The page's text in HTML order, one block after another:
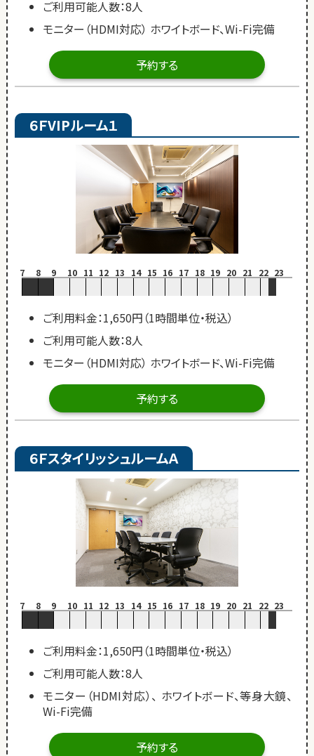
ご利用可能人数：8人
モニター（HDMI対応） ホワイトボード、Wi-Fi完備
予約する
６ＦVIPルーム１
7 8 9 10 11 12 13 14 15 16 17 18 19 20 21 22 23
ご利用料金：1,650円（1時間単位・税込）
ご利用可能人数：8人
モニター（HDMI対応） ホワイトボード、Wi-Fi完備
予約する
６ＦスタイリッシュルームＡ
7 8 9 10 11 12 13 14 15 16 17 18 19 20 21 22 23
ご利用料金：1,650円（1時間単位・税込）
ご利用可能人数：8人
モニター（HDMI対応）、 ホワイトボード、等身大鏡、
Wi-Fi完備
予約する